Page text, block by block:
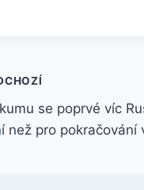
se poprvé víc
než pro pokračování